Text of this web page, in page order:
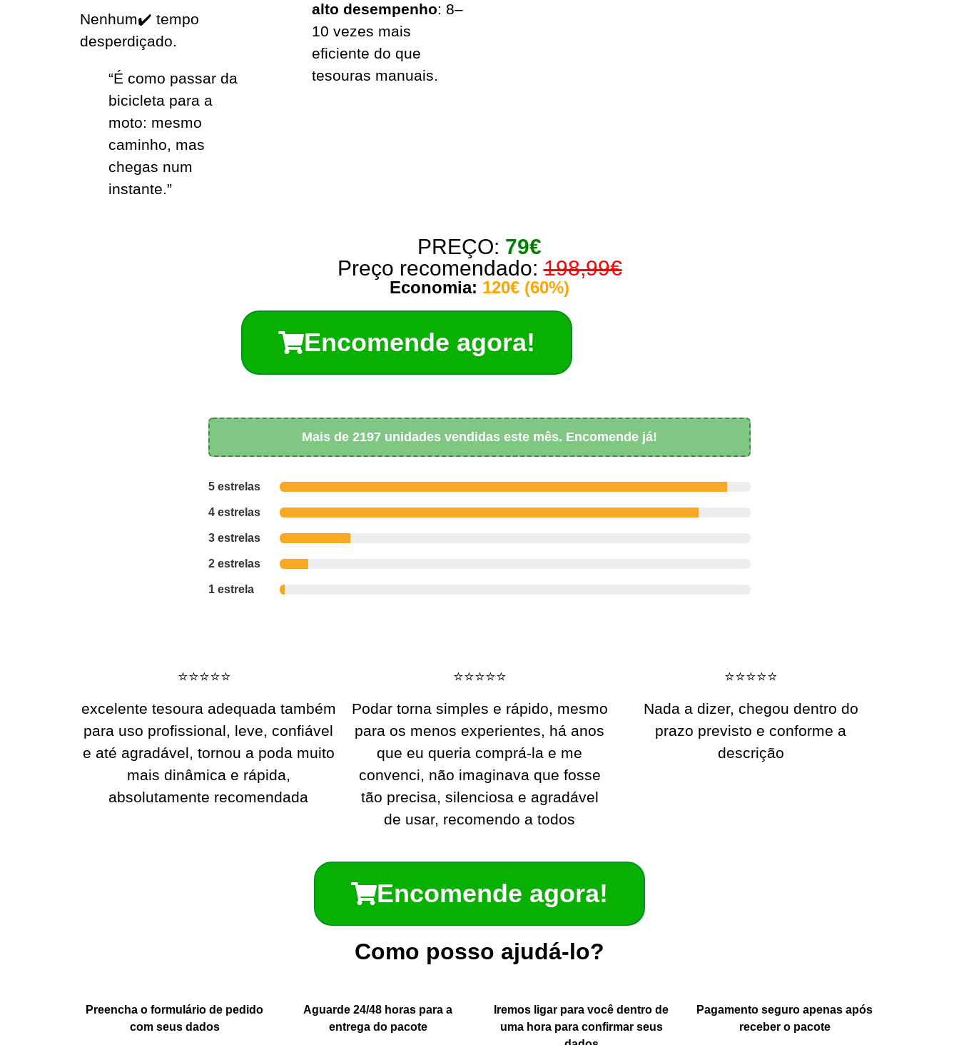
Nenhum✔️ tempo
desperdiçado.
“É como passar da
bicicleta para a
moto: mesmo
caminho, mas
chegas num
instante.”
alto desempenho: 8–
10 vezes mais
eficiente do que
tesouras manuais.
PREÇO: 79€
Preço recomendado:198,99€
Economia: 120€ (60%)
Encomende agora!
Mais de 2197 unidades vendidas este mês. Encomende já!
5 estrelas
4 estrelas
3 estrelas
2 estrelas
1 estrela
⭐️⭐️⭐️⭐️⭐️
excelente tesoura adequada também
para uso profissional, leve, confiável
e até agradável, tornou a poda muito
mais dinâmica e rápida,
absolutamente recomendada
⭐️⭐️⭐️⭐️⭐️
Podar torna simples e rápido, mesmo
para os menos experientes, há anos
que eu queria comprá-la e me
convenci, não imaginava que fosse
tão precisa, silenciosa e agradável
de usar, recomendo a todos
⭐️⭐️⭐️⭐️⭐️
Nada a dizer, chegou dentro do
prazo previsto e conforme a
descrição
Encomende agora!
Como posso ajudá-lo?
Preencha o formulário de pedido
com seus dados
Aguarde 24/48 horas para a
entrega do pacote
Iremos ligar para você dentro de
uma hora para confirmar seus
Pagamento seguro apenas após
receber o pacote